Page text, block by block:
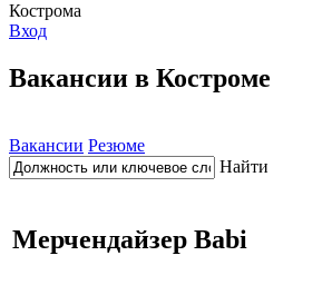
Кострома
Вход
Вакансии в Костроме
Вакансии Резюме
Найти
Мерчендайзер Babi